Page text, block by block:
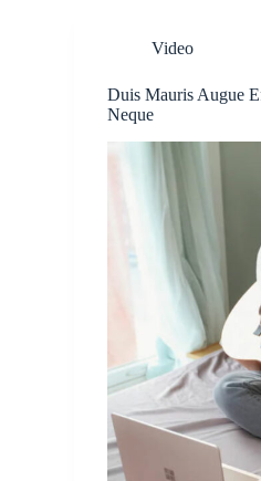
Video
Duis Mauris Augue
Neque